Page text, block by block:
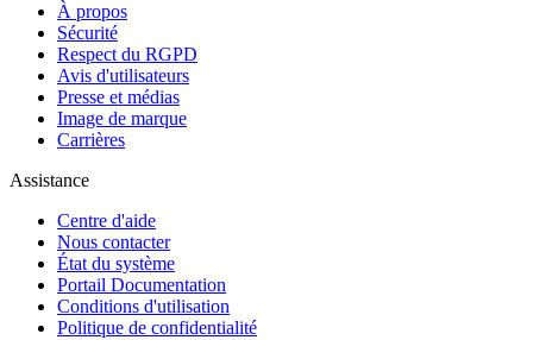
À propos
Sécurité
Respect du RGPD
Avis d'utilisateurs
Presse et médias
Image de marque
Carrières
Assistance
Centre d'aide
Nous contacter
État du système
Portail Documentation
Conditions d'utilisation
Politique de confidentialité